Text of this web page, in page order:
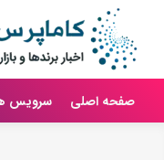
صفحه اصلی سرویس